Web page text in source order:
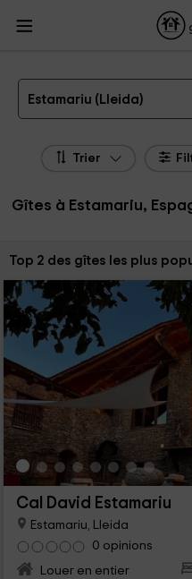
Gites
Gîtes à Estamariu de 2026
Estamariu (Lleida)
Trier
Gîtes à Estamariu,
Trier par:
Top 2 des gîtes les plus
Cal David Estamariu
Estamariu, Lleida
0 opinions
Louer en entier